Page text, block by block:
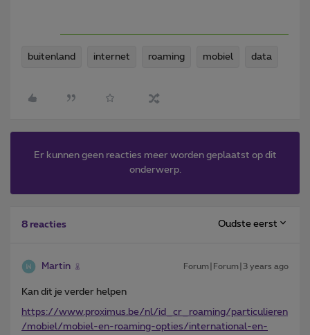
buitenland internet roaming mobiel data
Er kunnen geen reacties meer worden geplaatst op dit
onderwerp.
8 reacties Oudste eerst
Martin Forum|Forum|3 years ago
Kan dit je verder helpen
https://www.proximus.be/nl/id_cr_roaming/particulieren
/mobiel/mobiel-en-roaming-opties/international-en-